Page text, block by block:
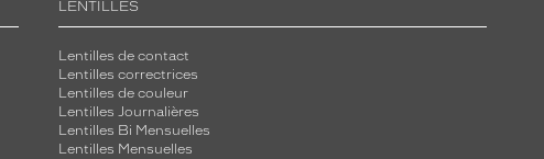
LENTILLES
Lentilles de contact
Lentilles correctrices
Lentilles de couleur
Lentilles Journalières
Lentilles Bi Mensuelles
Lentilles Mensuelles